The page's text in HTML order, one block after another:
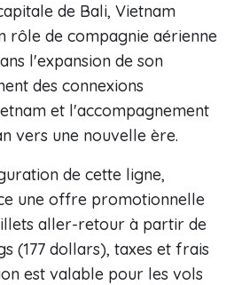
de Bali, Vietnam
rôle de compagnie aérienne
l'expansion de son
des connexions
et l'accompagnement
vers une nouvelle ère.
de cette ligne,
une offre promotionnelle
aller-retour à partir de
(177 dollars), taxes et frais
est valable pour les vols